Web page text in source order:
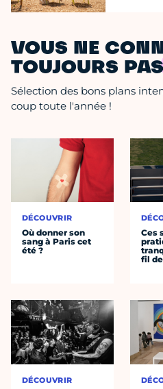
VOUS NE
TOUJOURS
Sélection des bons plans
coup toute l'année !
DÉCOUVRIR
Où donner son
sang à Paris cet
été ?
DÉCOUVRIR
Ces
fil de